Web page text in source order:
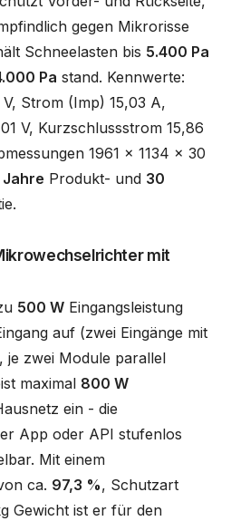
gegen Mikrorisse
Schneelasten bis 5.400 Pa
Pa stand. Kennwerte:
Strom (Imp) 15,03 A,
V, Kurzschlussstrom 15,86
1961 x 1134 x 30
Jahre Produkt- und 30
mit
500 W Eingangsleistung
auf (zwei Eingänge mit
je zwei Module parallel
maximal 800 W
ein - die
App oder API stufenlos
Mit einem
ca. 97,3 %, Schutzart
Gewicht ist er für den